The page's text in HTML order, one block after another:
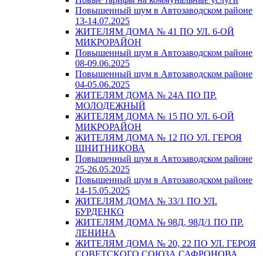
Повышенный шум в Автозаводском районе
13-14.07.2025
ЖИТЕЛЯМ ДОМА № 41 ПО УЛ. 6-ОЙ
МИКРОРАЙОН
Повышенный шум в Автозаводском районе
08-09.06.2025
Повышенный шум в Автозаводском районе
04-05.06.2025
ЖИТЕЛЯМ ДОМА № 24А ПО ПР.
МОЛОДЕЖНЫЙ
ЖИТЕЛЯМ ДОМА № 15 ПО УЛ. 6-ОЙ
МИКРОРАЙОН
ЖИТЕЛЯМ ДОМА № 12 ПО УЛ. ГЕРОЯ
ШНИТНИКОВА
Повышенный шум в Автозаводском районе
25-26.05.2025
Повышенный шум в Автозаводском районе
14-15.05.2025
ЖИТЕЛЯМ ДОМА № 33/1 ПО УЛ.
БУРДЕНКО
ЖИТЕЛЯМ ДОМА № 98Д, 98Д/1 ПО ПР.
ЛЕНИНА
ЖИТЕЛЯМ ДОМА № 20, 22 ПО УЛ. ГЕРОЯ